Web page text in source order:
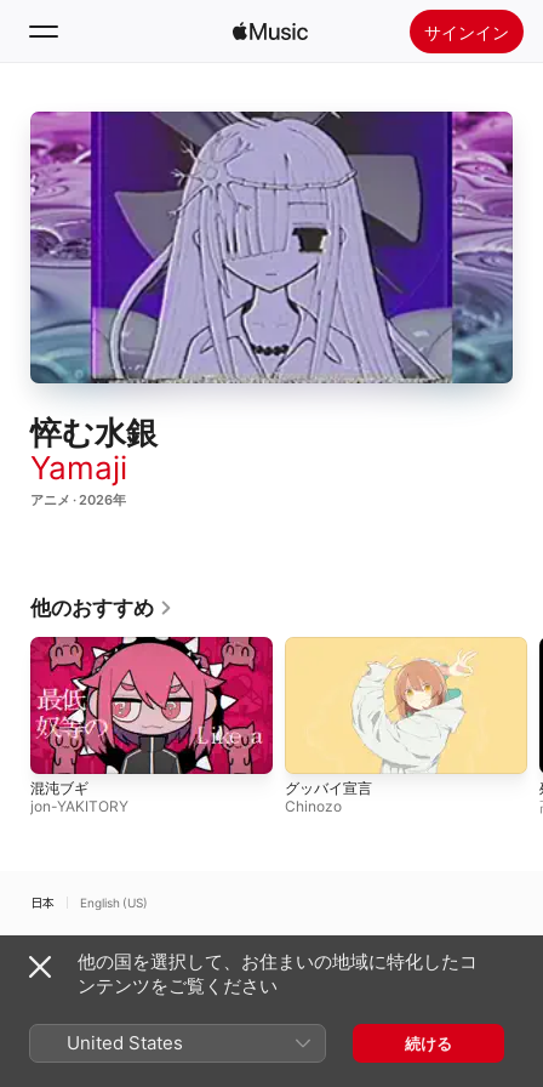
サインイン
検索
ホーム
新着おすすめ
Apple Musicをインストール
悴む水銀
Yamaji
アニメ · 2026年
他のおすすめ
混沌ブギ
jon-YAKITORY
グッバイ宣言
Chinozo
日本 English (US)
インターネットサービス利用規約
Apple Musicとプライバシー
Cookieに関する警告
サポート フィードバック
他の国を選択して、お住まいの地域に特化したコ
ンテンツをご覧ください
United States 続ける